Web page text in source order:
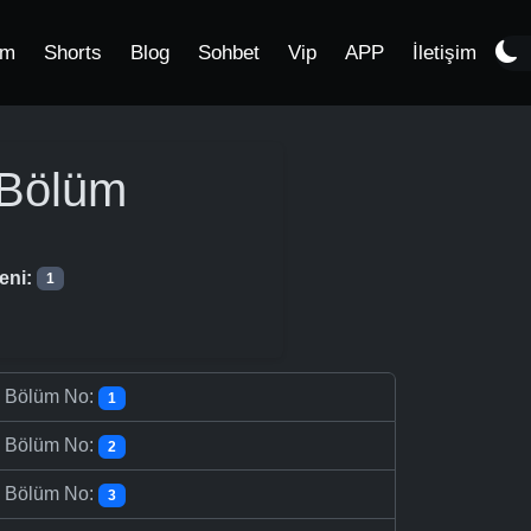
Shorts Blog Sohbet Vip APP İletişim
1
Bölüm No: 1
Bölüm No: 2
Bölüm No: 3